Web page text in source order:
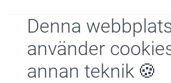
Denna
använder
annan teknik
Hej Jenny,
Stort tack för dina ⭐️⭐️⭐️⭐️⭐️ och
posters. Visst är det härligt att
foton framme så andra också
för att du valt att beställa hos
Blixt,
Sitter på min vägg så jag kan beu dra